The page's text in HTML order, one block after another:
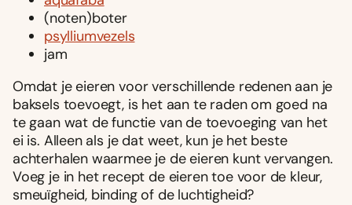
(noten)boter
psylliumvezels
jam
Omdat je eieren voor verschillende redenen aan je
baksels toevoegt, is het aan te raden om goed na
te gaan wat de functie van de toevoeging van het
ei is. Alleen als je dat weet, kun je het beste
achterhalen waarmee je de eieren kunt vervangen.
Voeg je in het recept de eieren toe voor de kleur,
smeuïgheid, binding of de luchtigheid?